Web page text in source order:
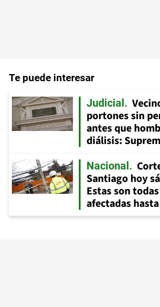
Te puede interesar
Judicial
portones sin
antes que
diálisis:
Nacional
Santiago hoy
Estas son
afectadas